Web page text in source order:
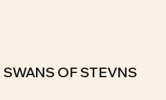
OF STEVNS